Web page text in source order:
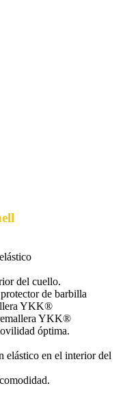
del cuello.
de barbilla
YKK®
YKK®
óptima.
elástico en el interior del